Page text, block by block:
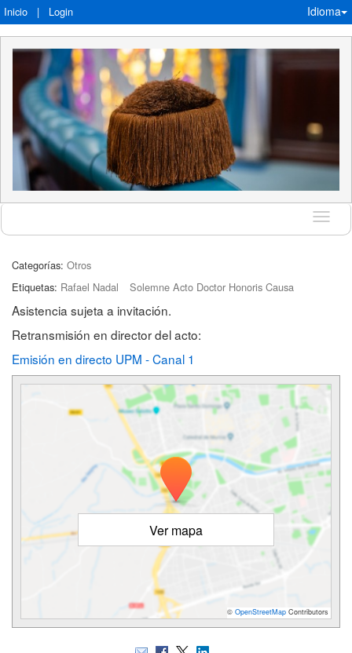
Inicio | Login Idioma
Idioma
Categorías: Otros
Etiquetas: Rafael Nadal Solemne Acto Doctor Honoris Causa
Asistencia sujeta a invitación.
Retransmisión en director del acto:
Emisión en directo UPM - Canal 1
Ver mapa
© OpenStreetMap Contributors